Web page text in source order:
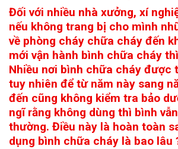
Đối với nhiều nhà xưởng, xí
nếu không trang bị cho mình
về phòng cháy chữa cháy đến
mới vận hành bình chữa cháy
Nhiều nơi bình chữa cháy được
tuy nhiên để từ năm này sang
đến cũng không kiểm tra bảo
ngĩ rằng không dùng thì bình
thường. Điều này là hoàn toàn
dụng bình chữa cháy là bao lâu